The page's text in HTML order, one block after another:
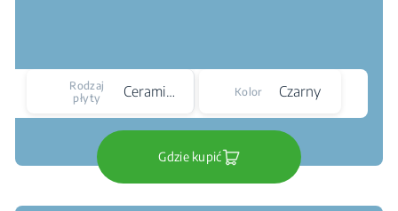
Rodzaj
płyty
Ceramiczna Kolor Czarny
Gdzie kupić